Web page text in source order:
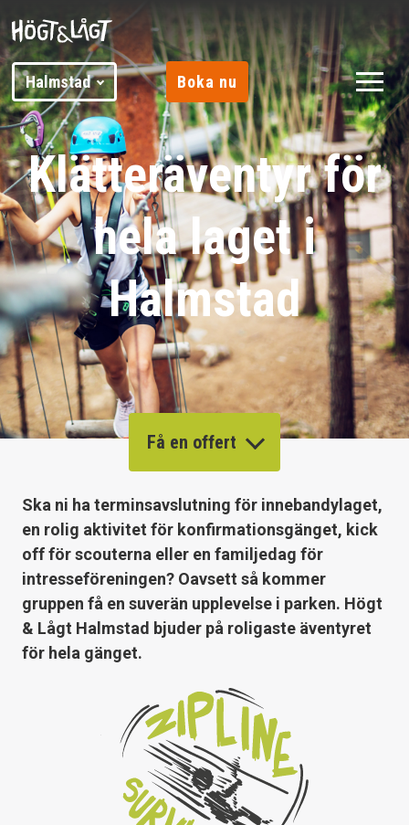
Halmstad Boka nu
Klätteräventyr för
hela laget i
Halmstad
Få en offert
Ska ni ha terminsavslutning för innebandylaget,
en rolig aktivitet för konfirmationsgänget, kick
off för scouterna eller en familjedag för
intresseföreningen? Oavsett så kommer
gruppen få en suverän upplevelse i parken. Högt
& Lågt Halmstad bjuder på roligaste äventyret
för hela gänget.